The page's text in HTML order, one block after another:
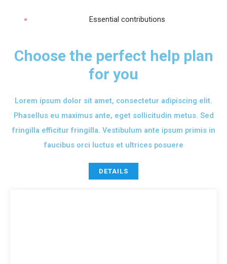
Essential contributions
Choose the perfect help plan
for you
Lorem ipsum dolor sit amet, consectetur adipiscing elit.
Phasellus eu maximus ante, eget sollicitudin metus. Sed
fringilla efficitur fringilla. Vestibulum ante ipsum primis in
faucibus orci luctus et ultrices posuere
DETAILS